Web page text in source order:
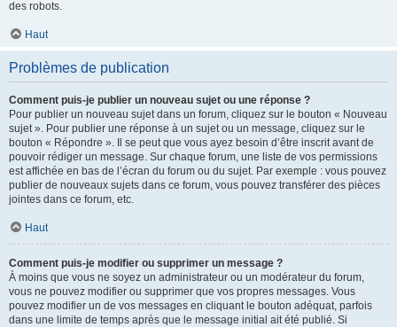
des robots.
Haut
Problèmes de publication
Comment puis-je publier un nouveau sujet ou une réponse ?
Pour publier un nouveau sujet dans un forum, cliquez sur le bouton « Nouveau
sujet ». Pour publier une réponse à un sujet ou un message, cliquez sur le
bouton « Répondre ». Il se peut que vous ayez besoin d’être inscrit avant de
pouvoir rédiger un message. Sur chaque forum, une liste de vos permissions
est affichée en bas de l’écran du forum ou du sujet. Par exemple : vous pouvez
publier de nouveaux sujets dans ce forum, vous pouvez transférer des pièces
jointes dans ce forum, etc.
Haut
Comment puis-je modifier ou supprimer un message ?
À moins que vous ne soyez un administrateur ou un modérateur du forum,
vous ne pouvez modifier ou supprimer que vos propres messages. Vous
pouvez modifier un de vos messages en cliquant le bouton adéquat, parfois
dans une limite de temps après que le message initial ait été publié. Si